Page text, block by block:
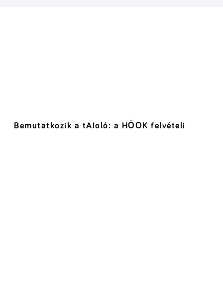
Bemutatkozik a tAIoló: a HÖOK felvételi